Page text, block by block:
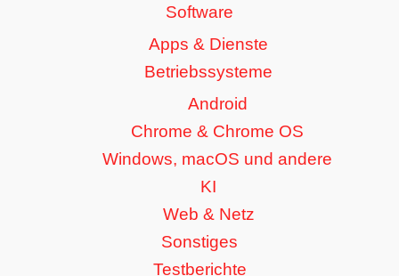
Software
Apps & Dienste
Betriebssysteme
Android
Chrome & Chrome OS
Windows, macOS und andere
KI
Web & Netz
Sonstiges
Testberichte